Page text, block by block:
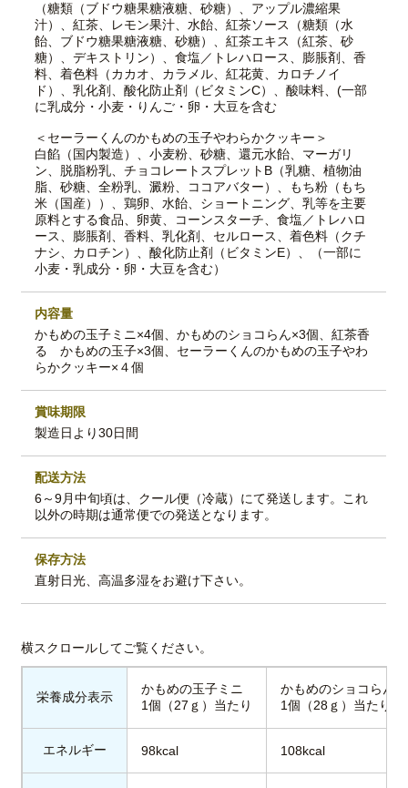
（糖類（ブドウ糖果糖液糖、砂糖）、アップル濃縮果
汁）、紅茶、レモン果汁、水飴、紅茶ソース（糖類（水
飴、ブドウ糖果糖液糖、砂糖）、紅茶エキス（紅茶、砂
糖）、デキストリン）、食塩／トレハロース、膨脹剤、香
料、着色料（カカオ、カラメル、紅花黄、カロチノイ
ド）、乳化剤、酸化防止剤（ビタミンC）、酸味料、(一部
に乳成分・小麦・りんご・卵・大豆を含む
＜セーラーくんのかもめの玉子やわらかクッキー＞
白餡（国内製造）、小麦粉、砂糖、還元水飴、マーガリ
ン、脱脂粉乳、チョコレートスプレットB（乳糖、植物油
脂、砂糖、全粉乳、澱粉、ココアバター）、もち粉（もち
米（国産））、鶏卵、水飴、ショートニング、乳等を主要
原料とする食品、卵黄、コーンスターチ、食塩／トレハロ
ース、膨脹剤、香料、乳化剤、セルロース、着色料（クチ
ナシ、カロチン）、酸化防止剤（ビタミンE）、（一部に
小麦・乳成分・卵・大豆を含む）
内容量
かもめの玉子ミニ×4個、かもめのショコらん×3個、紅茶香
る かもめの玉子×3個、セーラーくんのかもめの玉子やわ
らかクッキー×４個
賞味期限
製造日より30日間
配送方法
6～9月中旬頃は、クール便（冷蔵）にて発送します。これ
以外の時期は通常便での発送となります。
保存方法
直射日光、高温多湿をお避け下さい。
栄養成分表示
かもめの玉子ミニ
1個（27ｇ）当たり
かもめのショコらん
1個（28ｇ）当たり
エネルギー 98kcal 108kcal